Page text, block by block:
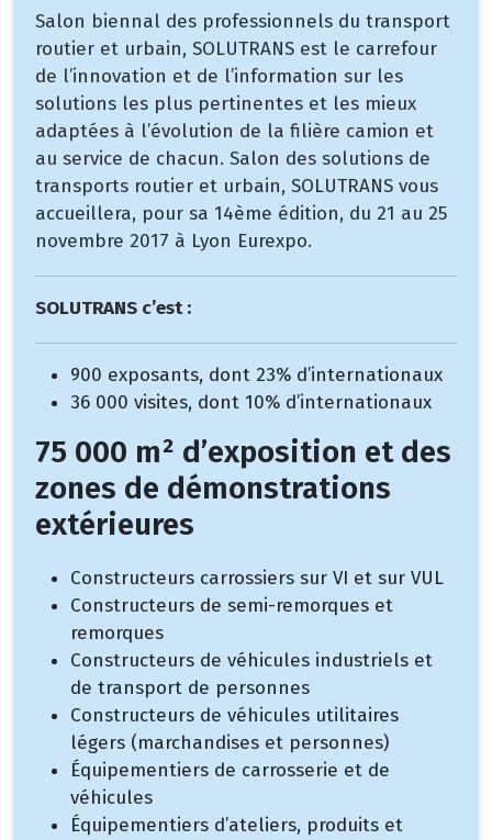
Salon biennal des professionnels du transport
routier et urbain, SOLUTRANS est le carrefour
de l’innovation et de l’information sur les
solutions les plus pertinentes et les mieux
adaptées à l’évolution de la filière camion et
au service de chacun. Salon des solutions de
transports routier et urbain, SOLUTRANS vous
accueillera, pour sa 14ème édition, du 21 au 25
novembre 2017 à Lyon Eurexpo.
SOLUTRANS c’est :
900 exposants, dont 23% d’internationaux
36 000 visites, dont 10% d’internationaux
75 000 m² d’exposition et des
zones de démonstrations
extérieures
Constructeurs carrossiers sur VI et sur VUL
Constructeurs de semi-remorques et
remorques
Constructeurs de véhicules industriels et
de transport de personnes
Constructeurs de véhicules utilitaires
légers (marchandises et personnes)
Équipementiers de carrosserie et de
véhicules
Équipementiers d’ateliers, produits et